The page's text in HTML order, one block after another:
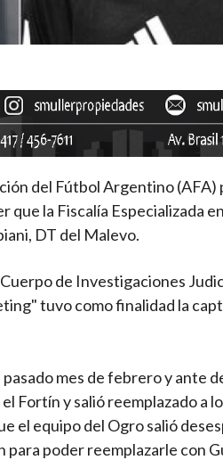
del Fútbol Argentino (AFA)
la Fiscalía Especializada
DT del Malevo.
de Investigaciones
tuvo como finalidad la
mes de febrero y ante
y salió reemplazado a
el equipo del Ogro salió
poder reemplazarle con